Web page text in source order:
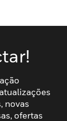
novas
ofertas